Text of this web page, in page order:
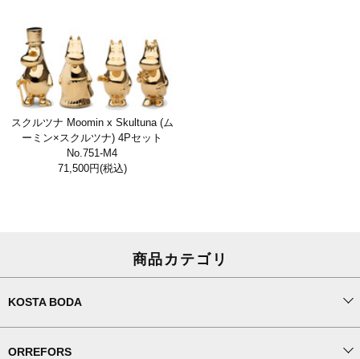
スクルツナ Moomin x Skultuna (ム
ーミン×スクルツナ) 4Pセット
No.751-M4
71,500円(税込)
商品カテゴリ
KOSTA BODA
ORREFORS